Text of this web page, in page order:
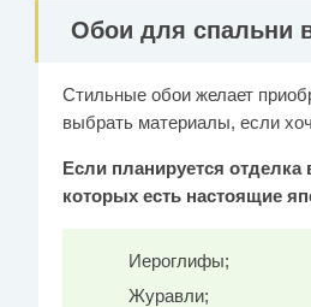
Обои для спальни
Стильные обои желает
выбрать материалы, если
Если планируется
которых есть настоящие
Иероглифы;
Журавли;